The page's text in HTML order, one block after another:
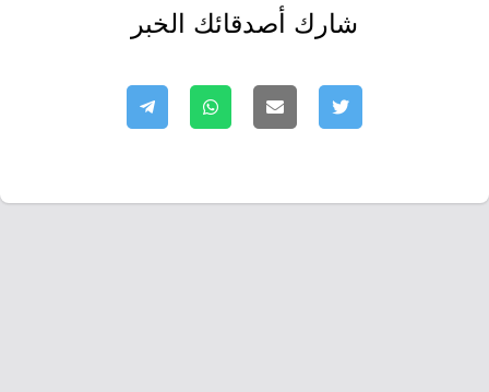
شارك أصدقائك الخبر